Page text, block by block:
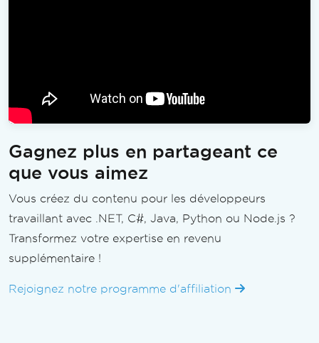
Gagnez plus en partageant ce
que vous aimez
Vous créez du contenu pour les développeurs
travaillant avec .NET, C#, Java, Python ou Node.js ?
Transformez votre expertise en revenu
supplémentaire !
Rejoignez notre programme d'affiliation